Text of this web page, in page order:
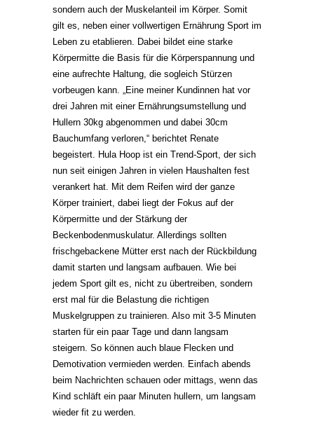
sondern auch der Muskelanteil im Körper. Somit
gilt es, neben einer vollwertigen Ernährung Sport im
Leben zu etablieren. Dabei bildet eine starke
Körpermitte die Basis für die Körperspannung und
eine aufrechte Haltung, die sogleich Stürzen
vorbeugen kann. „Eine meiner Kundinnen hat vor
drei Jahren mit einer Ernährungsumstellung und
Hullern 30kg abgenommen und dabei 30cm
Bauchumfang verloren,“ berichtet Renate
begeistert. Hula Hoop ist ein Trend-Sport, der sich
nun seit einigen Jahren in vielen Haushalten fest
verankert hat. Mit dem Reifen wird der ganze
Körper trainiert, dabei liegt der Fokus auf der
Körpermitte und der Stärkung der
Beckenbodenmuskulatur. Allerdings sollten
frischgebackene Mütter erst nach der Rückbildung
damit starten und langsam aufbauen. Wie bei
jedem Sport gilt es, nicht zu übertreiben, sondern
erst mal für die Belastung die richtigen
Muskelgruppen zu trainieren. Also mit 3-5 Minuten
starten für ein paar Tage und dann langsam
steigern. So können auch blaue Flecken und
Demotivation vermieden werden. Einfach abends
beim Nachrichten schauen oder mittags, wenn das
Kind schläft ein paar Minuten hullern, um langsam
wieder fit zu werden.